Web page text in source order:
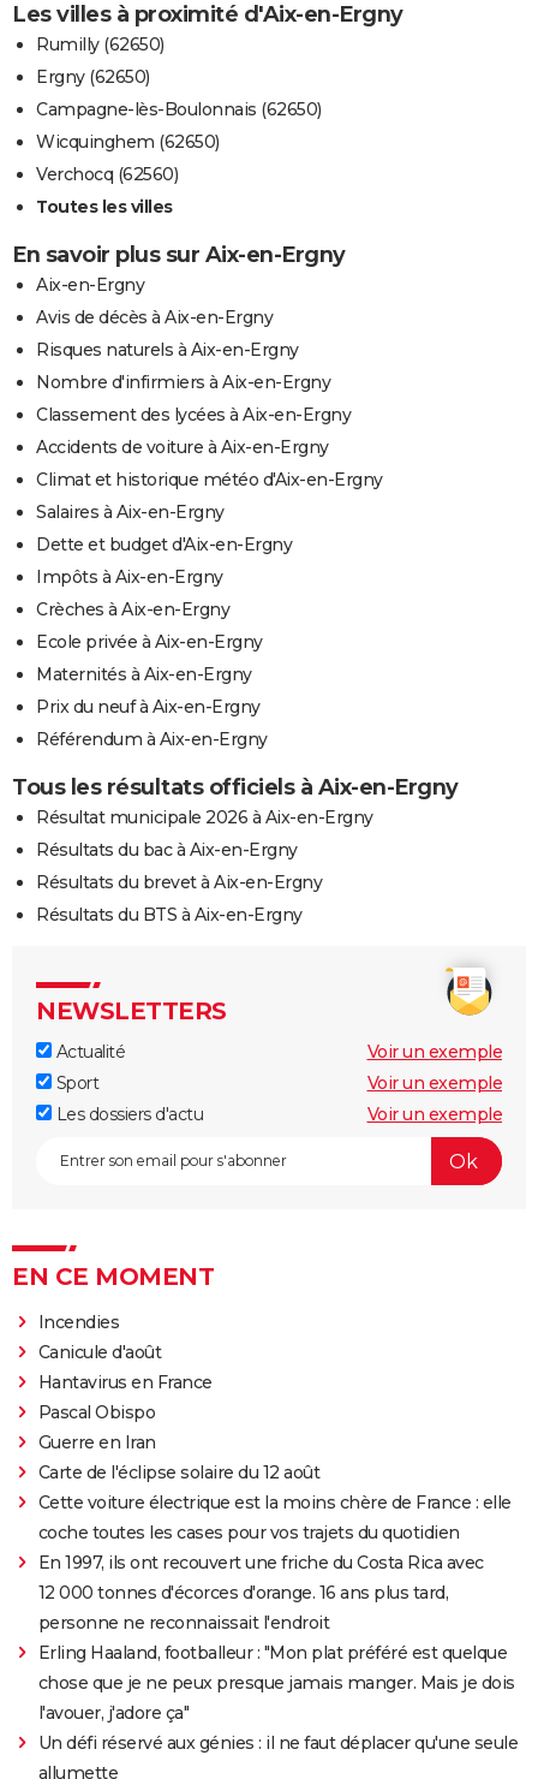
Les villes à proximité d'Aix-en-Ergny
Rumilly (62650)
Ergny (62650)
Campagne-lès-Boulonnais (62650)
Wicquinghem (62650)
Verchocq (62560)
Toutes les villes
En savoir plus sur Aix-en-Ergny
Aix-en-Ergny
Avis de décès à Aix-en-Ergny
Risques naturels à Aix-en-Ergny
Nombre d'infirmiers à Aix-en-Ergny
Classement des lycées à Aix-en-Ergny
Accidents de voiture à Aix-en-Ergny
Climat et historique météo d'Aix-en-Ergny
Salaires à Aix-en-Ergny
Dette et budget d'Aix-en-Ergny
Impôts à Aix-en-Ergny
Crèches à Aix-en-Ergny
Ecole privée à Aix-en-Ergny
Maternités à Aix-en-Ergny
Prix du neuf à Aix-en-Ergny
Référendum à Aix-en-Ergny
Tous les résultats officiels à Aix-en-Ergny
Résultat municipale 2026 à Aix-en-Ergny
Résultats du bac à Aix-en-Ergny
Résultats du brevet à Aix-en-Ergny
Résultats du BTS à Aix-en-Ergny
NEWSLETTERS
Actualité
Voir un exemple
Sport
Voir un exemple
Les dossiers d'actu
Voir un exemple
EN CE MOMENT
Incendies
Canicule d'août
Hantavirus en France
Pascal Obispo
Guerre en Iran
Carte de l'éclipse solaire du 12 août
Cette voiture électrique est la moins chère de France : elle
coche toutes les cases pour vos trajets du quotidien
En 1997, ils ont recouvert une friche du Costa Rica avec
12 000 tonnes d'écorces d'orange. 16 ans plus tard,
personne ne reconnaissait l'endroit
Erling Haaland, footballeur : "Mon plat préféré est quelque
chose que je ne peux presque jamais manger. Mais je dois
l'avouer, j'adore ça"
Un défi réservé aux génies : il ne faut déplacer qu'une seule
allumette